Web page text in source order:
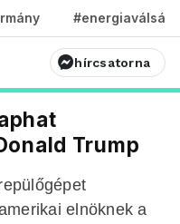
#energiaválság
hírcsatorna
Trump
elnöknek a